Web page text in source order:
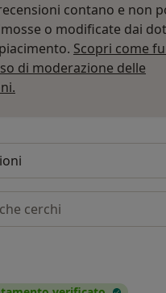
contano e non
o modificate dai
Scopri come
di moderazione delle